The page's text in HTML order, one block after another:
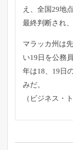
え、 全国29地
最終判断され、
マラッカ州は先
い19日を公務
年は18、 19日
みだ。
（ビジネス・
投